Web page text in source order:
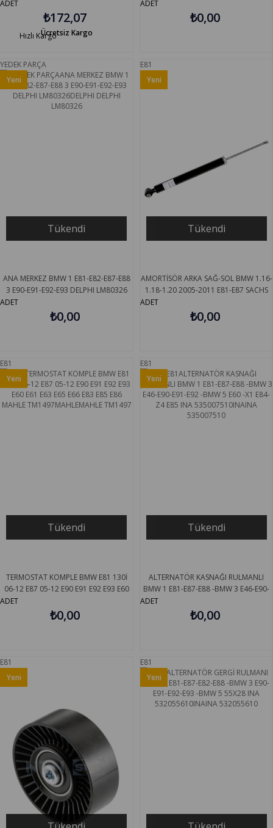
COMPACT E46 316Tİ-318Tİ 01-05
EYQUEM RFN58LZDPE5
ADET
₺172,07
Ücretsiz Kargo
Hızlı Kargo
ADET
₺0,00
YEDEK PARÇA
Tükendi
ANA MERKEZ BMW 1 E81-E82-E87-E88
3 E90-E91-E92-E93 DELPHI LM80326
ADET
₺0,00
Yeni
Ürün
E81
Tükendi
AMORTİSÖR ARKA SAĞ-SOL BMW 1.16-
1.18-1.20 2005-2011 E81-E87 SACHS
ADET
₺0,00
Yeni
E81
Tükendi
TERMOSTAT KOMPLE BMW E81 130İ
06-12 E87 05-12 E90 E91 E92 E93 E60
E61 E63 E65 E66 E83 E85 E86 MAHLE
TM1497
ADET
₺0,00
Yeni
Ürün
E81
Tükendi
ALTERNATÖR KASNAĞI RULMANLI
BMW 1 E81-E87-E88 -BMW 3 E46-E90-
E91-E92 -BMW 5 E60 -X1 E84-Z4 E85
INA 535007510
ADET
₺0,00
Yeni
Ürün
E81
Yeni
E81
Yeni
Ürün